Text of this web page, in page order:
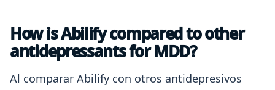
How is Abilify compared to other
antidepressants for MDD?
Al comparar Abilify con otros antidepresivos